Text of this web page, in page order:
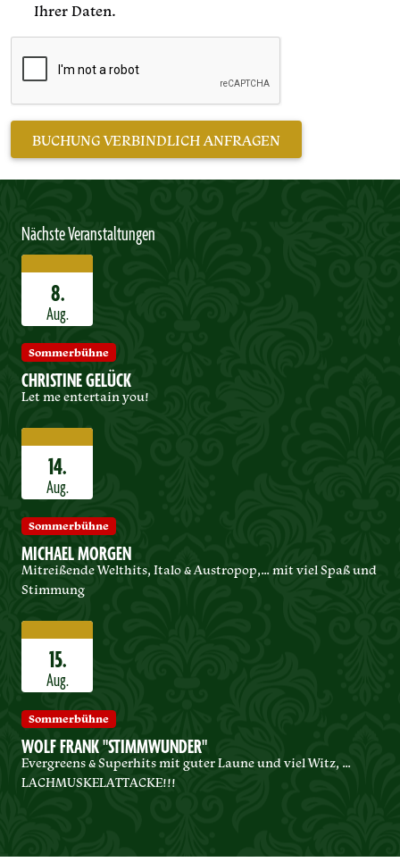
Ihrer Daten.
Nächste Veranstaltungen
8.
Aug.
Sommerbühne
CHRISTINE GELÜCK
Let me entertain you!
14.
Aug.
Sommerbühne
MICHAEL MORGEN
Mitreißende Welthits, Italo & Austropop,… mit viel Spaß und
Stimmung
15.
Aug.
Sommerbühne
WOLF FRANK "STIMMWUNDER"
Evergreens & Superhits mit guter Laune und viel Witz, …
LACHMUSKELATTACKE!!!